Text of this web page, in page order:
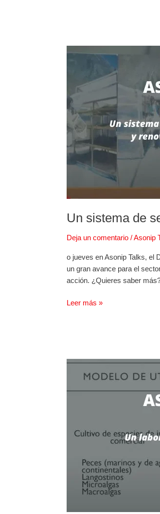
Un sistema de
Deja un comentario /Asonip
o jueves en Asonip Talks, el
un gran avance para el
acción. ¿Quieres saber
secado
solar
para
refrescar
y
renovar
la
producción
Leer más »
Un
laboratorio
sector